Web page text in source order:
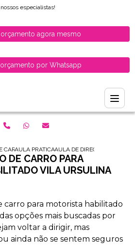
especialistas!
orçamento agora mesmo
orçamento por Whatsapp
CARRO PARA HABILITADOS
AULA PRATICA DE CARRO PARA
AULA DE DIRECAO DE
DE CARRO PARA
VILA URSULINA
carro para motorista habilitado
opções mais buscadas por
voltar a dirigir, mas
ainda não se sentem seguros